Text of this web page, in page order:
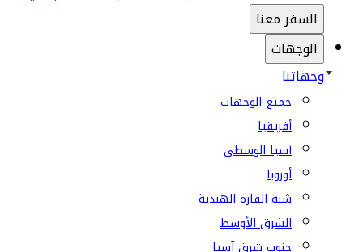
السفر معنا
الوجهات
وجهاتنا
جميع الوجهات
أفريقيا
آسيا الوسطى
أوروبا
شبه القارة الهندية
الشرق الأوسط
جنوب شرق آسيا